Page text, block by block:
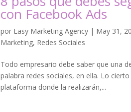
con Facebook Ads
por Easy Marketing Agency | May 31,
Marketing, Redes Sociales
Todo empresario debe saber que una
palabra redes sociales, en ella. Lo
plataforma donde la realizarán,...